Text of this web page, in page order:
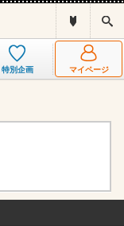
リ
ス
と
索
特別企画 マイページ